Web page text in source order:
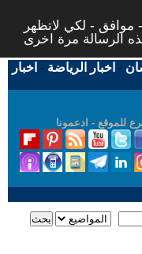
موافق - لكي لاتظهر
- اخبار الرياضة - اخبار
للموقع - ادعمونا